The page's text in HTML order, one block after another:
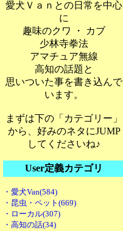
愛犬Ｖａｎとの日常を中心
に
趣味のクワ ・ カブ
少林寺拳法
アマチュア無線
高知の話題と
思いついた事を書き込んで
います。
まずは下の「カテゴリー」
から、好みのネタにJUMP
してくださいね♪
User定義カテゴリ
・愛犬Van(584)
・昆虫・ペット(669)
・ローカル(307)
・高知の話(34)